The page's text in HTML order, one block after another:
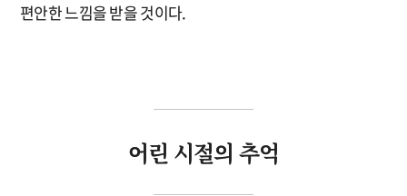
편안한 느낌을 받을 것이다.
어린 시절의 추억